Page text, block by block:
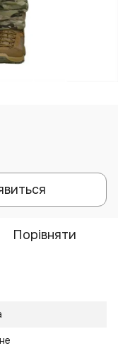
Порівняти